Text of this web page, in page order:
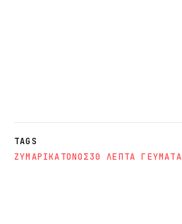
TAGS
ΖΥΜΑΡΙΚΑΤΟΝΟΣ30 ΛΕΠΤΑ ΓΕΥΜΑΤΑ